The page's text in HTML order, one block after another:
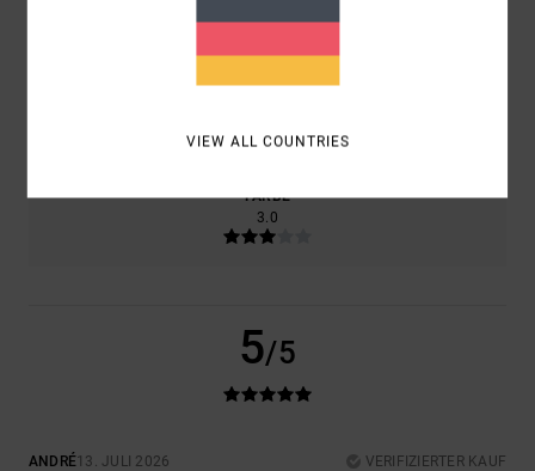
5.0
FARBE
3.0
5/5
ANDRÉ13. JULI 2026
VERIFIZIERTER KAUF
VIEW ALL COUNTRIES